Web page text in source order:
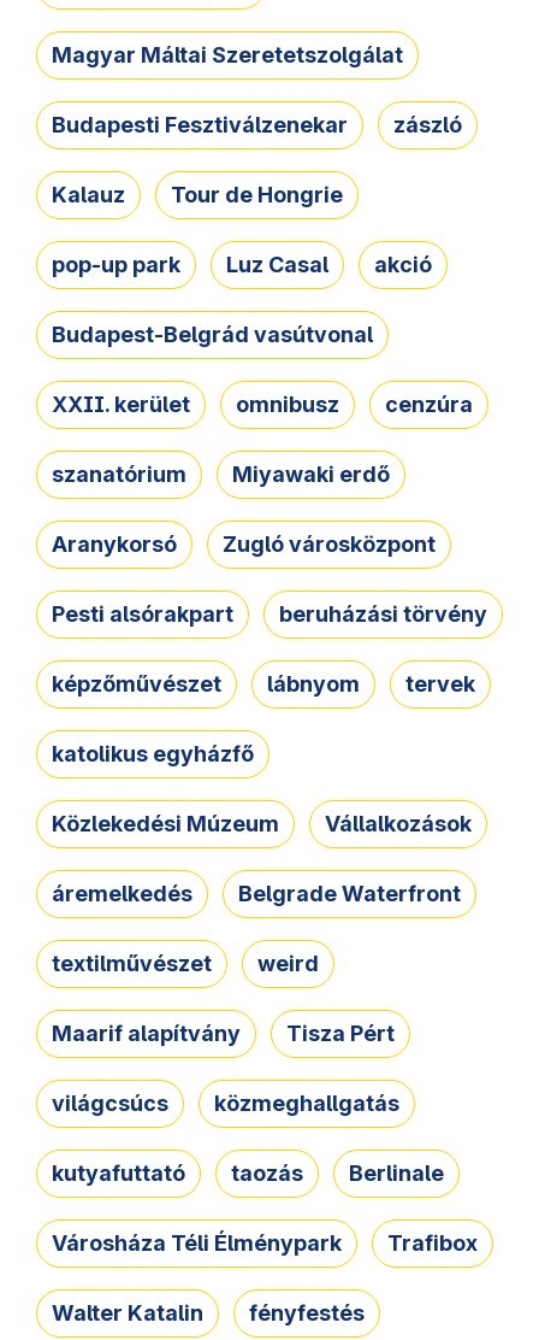
Magyar Máltai Szeretetszolgálat
Budapesti Fesztiválzenekar zászló
Kalauz Tour de Hongrie
pop-up park Luz Casal akció
Budapest-Belgrád vasútvonal
XXII. kerület omnibusz cenzúra
szanatórium Miyawaki erdő
Aranykorsó Zugló városközpont
Pesti alsórakpart beruházási törvény
képzőművészet lábnyom tervek
katolikus egyházfő
Közlekedési Múzeum Vállalkozások
áremelkedés Belgrade Waterfront
textilművészet weird
Maarif alapítvány Tisza Pért
világcsúcs közmeghallgatás
kutyafuttató taozás Berlinale
Városháza Téli Élménypark Trafibox
Walter Katalin fényfestés